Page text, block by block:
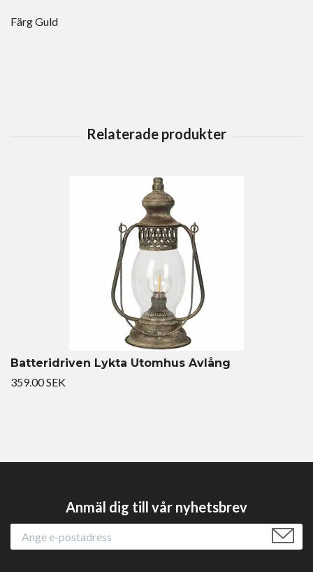
Färg Guld
Batteridriven Lykta Utomhus Avlång
359.00 SEK
Anmäl dig till vår nyhetsbrev